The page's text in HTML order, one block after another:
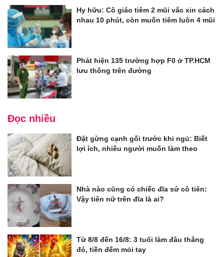
Hy hữu: Cô giáo tiêm 2 mũi vắc xin cách
nhau 10 phút, còn muốn tiêm luôn 4 mũi
Phát hiện 135 trường hợp F0 ở TP.HCM
lưu thông trên đường
Đọc nhiều
Đặt gừng cạnh gối trước khi ngủ: Biết
lợi ích, nhiều người muốn làm theo
Nhà nào cũng có chiếc đĩa sứ cô tiên:
Vậy tiên nữ trên đĩa là ai?
Từ 8/8 đến 16/8: 3 tuổi làm đâu thắng
đó, tiền đếm mỏi tay